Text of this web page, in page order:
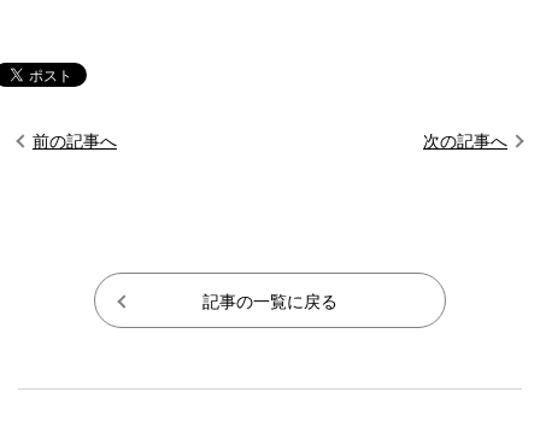
前の記事へ 次の記事へ
記事の一覧に戻る